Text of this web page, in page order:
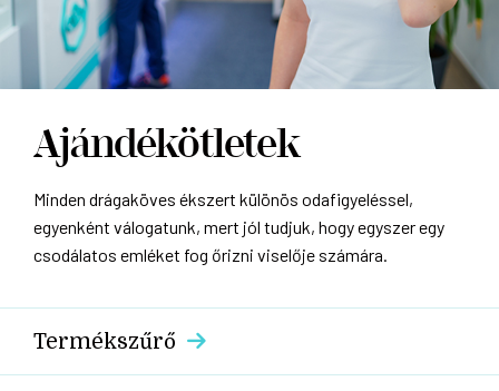
Ajándékötletek
Minden drágaköves ékszert különös odafigyeléssel,
egyenként válogatunk, mert jól tudjuk, hogy egyszer egy
csodálatos emléket fog őrizni viselője számára.
Termékszűrő